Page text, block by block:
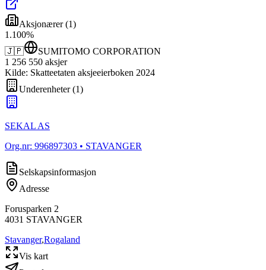
Aksjonærer(1)
1 .100%
🇯🇵
SUMITOMO CORPORATION
1 256 550 aksjer
Kilde: Skatteetaten aksjeeierboken 2024
Underenheter(1)
SEKAL AS
Org.nr: 996897303 • STAVANGER
Selskapsinformasjon
Adresse
Forusparken 2
4031 STAVANGER
Stavanger,Rogaland
Vis kart